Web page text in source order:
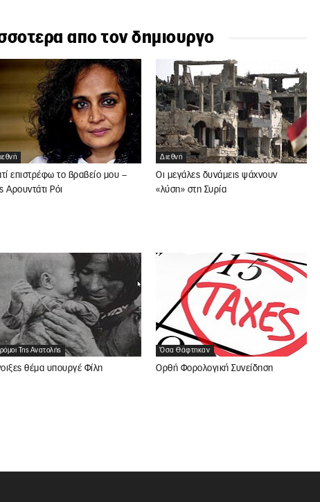
απο τον δημιουργο
επιστρέφω το βραβείο μου –
Αρουντάτι Ρόι
Διεθνή
Οι μεγάλες δυνάμεις ψάχνουν
«λύση» στη Συρία
Της Ανατολής
θέμα υπουργέ Φίλη
Όσα Θάφτηκαν
Ορθή Φορολογική Συνείδηση